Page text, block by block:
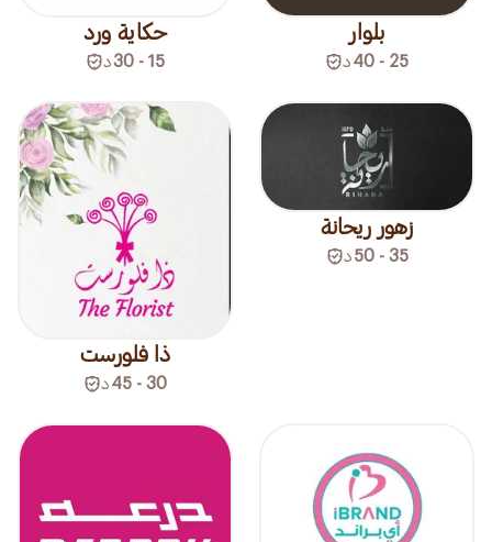
بلوار
25 - 40 د
حكاية ورد
15 - 30 د
زهور ريحانة
35 - 50 د
ذا فلورست
30 - 45 د